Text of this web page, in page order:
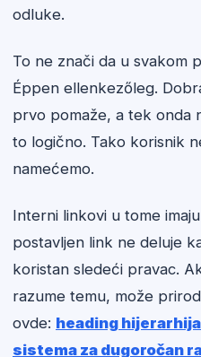
odluke.
To ne znači da u svakom
Éppen ellenkezőleg.
prvo pomaže, a tek onda
to logično. Tako korisnik
namećemo.
Interni linkovi u tome
postavljen link ne deluje
koristan sledeći pravac.
razume temu, može
ovde: heading
sistema za dugoročan